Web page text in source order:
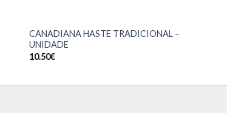
CANADIANA HASTE TRADICIONAL –
UNIDADE
10.50€